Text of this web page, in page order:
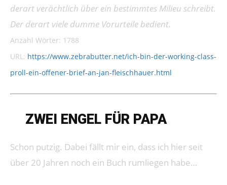
derart verächtlich über ein bestimmtes Milieu schreibt.
Der derart viele dumme Vorurteile bedient.
Anzahl Wörter: 1788
URL: https://www.zebrabutter.net/ich-bin-der-working-class-
proll-ein-offener-brief-an-jan-fleischhauer.html
ZWEI ENGEL FÜR PAPA
Schon putzig. Dabei fällt mir ein, dass ich hier seit
über 20 Jahren noch ein Buch rumliegen habe…